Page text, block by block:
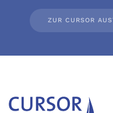
ZUR CURSOR